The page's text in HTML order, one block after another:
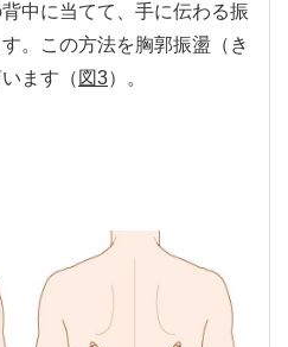
中に当てて、手に伝わる振
。この方法を胸郭振盪（き
ます（ 図3）。